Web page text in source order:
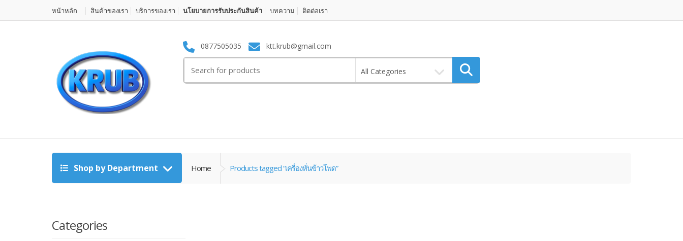
หน้าหลัก สินค้าของเรา บริการของเรา นโยบายการรับประกันสินค้า บทความ ติดต่อเรา
0877505035 ktt.krub@gmail.com
All Categories
Shop by Department Home Products tagged “เครื่องหั่นข้าวโพด”
Categories